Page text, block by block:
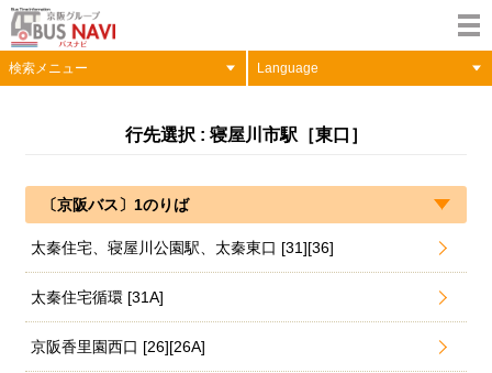
検索メニュー Language
行先選択 : 寝屋川市駅［東口］
〔京阪バス〕1のりば
太秦住宅、寝屋川公園駅、太秦東口 [31][36]
太秦住宅循環 [31A]
京阪香里園西口 [26][26A]